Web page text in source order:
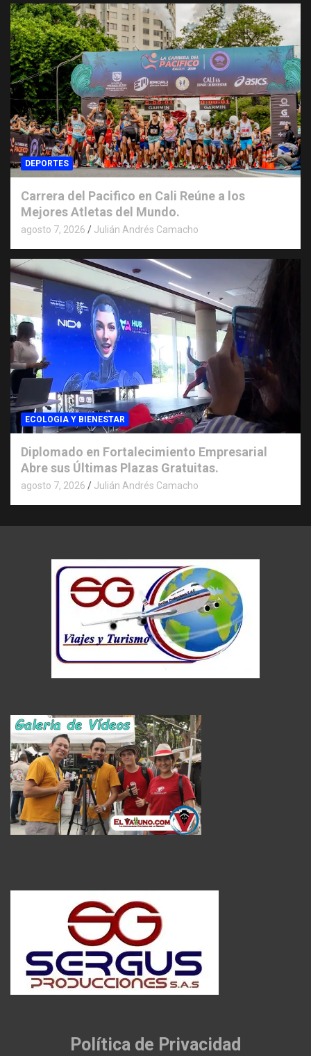
DEPORTES
Carrera del Pacifico en Cali Reúne a los
Mejores Atletas del Mundo.
agosto 7, 2026 Julián Andrés Camacho
ECOLOGIA Y BIENESTAR
Diplomado en Fortalecimiento Empresarial
Abre sus Últimas Plazas Gratuitas.
agosto 7, 2026 Julián Andrés Camacho
Política de Privacidad